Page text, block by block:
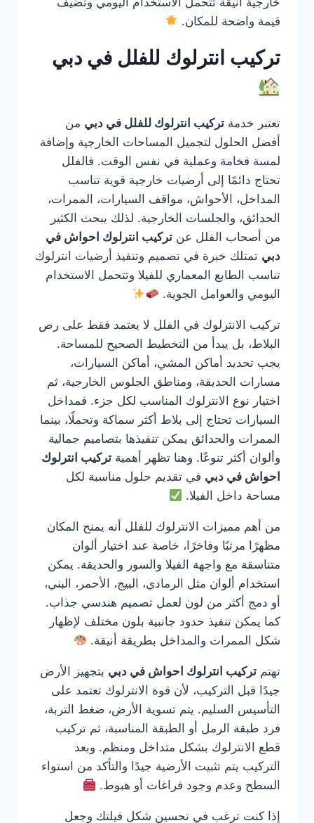
قيمة واضحة للمكان.
تركيب انترلوك للفلل في دبي
تعتبر خدمة تركيب انترلوك للفلل في دبي من
أفضل الحلول لتجميل المساحات الخارجية وإضافة
لمسة فخامة وعملية في نفس الوقت. فالفلل
تحتاج دائمًا إلى أرضيات خارجية قوية تناسب
المداخل، الأحواش، مواقف السيارات، الممرات،
الحدائق، والجلسات الخارجية. لذلك يبحث الكثير
من أصحاب الفلل عن تركيب انترلوك احواش في
دبي تمتلك خبرة في تصميم وتنفيذ أرضيات انترلوك
تناسب الطابع المعماري للفيلا وتتحمل الاستخدام
اليومي والعوامل الجوية.
تركيب الانترلوك في الفلل لا يعتمد فقط على رص
البلاط، بل يبدأ من التخطيط الصحيح للمساحة.
يجب تحديد أماكن المشي، أماكن السيارات،
مسارات الحديقة، ومناطق الجلوس الخارجية، ثم
اختيار نوع الانترلوك المناسب لكل جزء. فمداخل
السيارات تحتاج إلى بلاط أكثر سماكة وتحملًا، بينما
الممرات والحدائق يمكن تنفيذها بتصاميم جمالية
وألوان أكثر تنوعًا. وهنا تظهر أهمية تركيب انترلوك
احواش في دبي في تقديم حلول مناسبة لكل
مساحة داخل الفيلا.
من أهم مميزات الانترلوك للفلل أنه يمنح المكان
مظهرًا مرتبًا وفاخرًا، خاصة عند اختيار ألوان
متناسقة مع واجهة الفيلا والسور والحديقة. يمكن
استخدام ألوان مثل الرمادي، البيج، الأحمر، البني،
أو دمج أكثر من لون لعمل تصميم هندسي جذاب.
كما يمكن تنفيذ حدود جانبية بلون مختلف لإظهار
شكل الممرات والمداخل بطريقة أنيقة.
تهتم تركيب انترلوك احواش في دبي بتجهيز الأرض
جيدًا قبل التركيب، لأن قوة الانترلوك تعتمد على
التأسيس السليم. يتم تسوية الأرض، ضغط التربة،
فرد طبقة الرمل أو الطبقة المناسبة، ثم تركيب
قطع الانترلوك بشكل متداخل ومنظم. وبعد
التركيب يتم تثبيت الأرضية جيدًا والتأكد من استواء
السطح وعدم وجود فراغات أو هبوط.
إذا كنت ترغب في تحسين شكل فيلتك وجعل